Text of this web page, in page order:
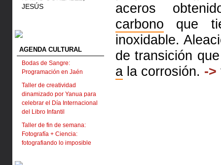
JESÚS
AGENDA CULTURAL
Bodas de Sangre:
Programación en Jaén
Taller de creatividad
dinamizado por Yanua para
celebrar el Día Internacional
del Libro Infantil
Taller de fin de semana:
Fotografía + Ciencia:
fotografiando lo imposible
aceros
carbono que
inoxidable.
de transición
a la corrosión. ->